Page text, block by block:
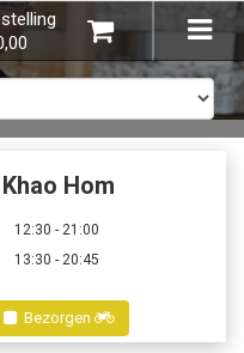
×
in uw
Hom
12:30 - 21:00
13:30 - 20:45
Bezorgen